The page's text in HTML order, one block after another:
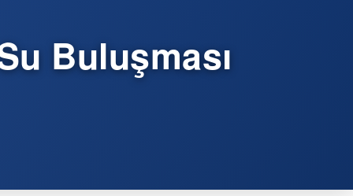
Buluşması